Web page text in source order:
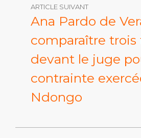
ARTICLE SUIVANT
Ana Pardo de
comparaître
devant le juge
contrainte
Ndongo